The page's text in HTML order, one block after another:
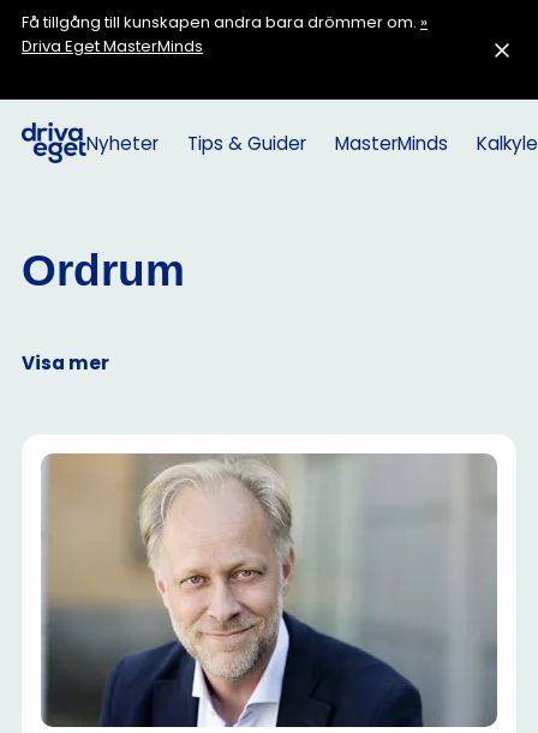
Få tillgång till kunskapen andra bara drömmer om. »
Driva Eget MasterMinds
Nyheter Tips & Guider MasterMinds
Ordrum
Visa mer